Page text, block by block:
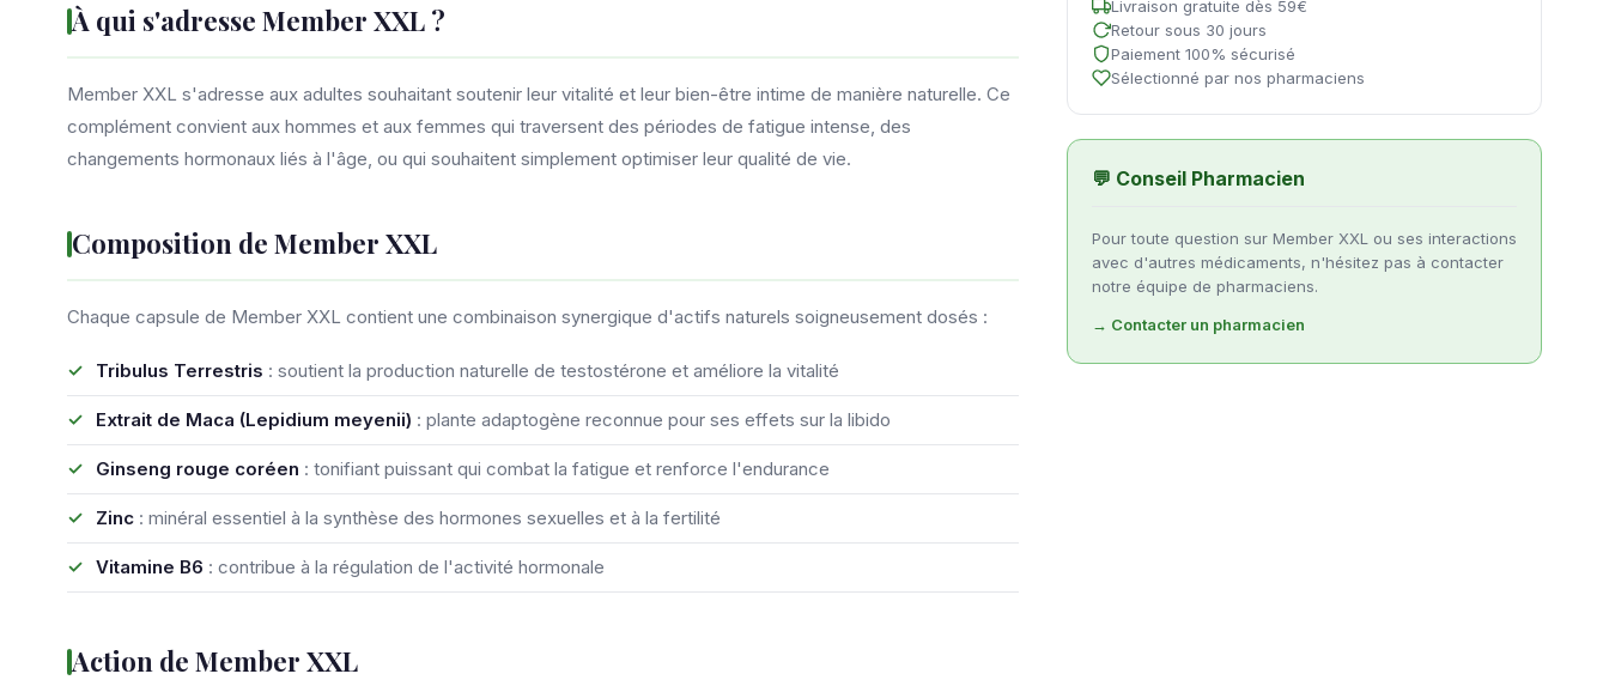
À qui s'adresse Member XXL ?
Member XXL s'adresse aux adultes souhaitant soutenir leur vitalité et leur bien-être intime de manière naturelle. Ce
complément convient aux hommes et aux femmes qui traversent des périodes de fatigue intense, des
changements hormonaux liés à l'âge, ou qui souhaitent simplement optimiser leur qualité de vie.
Composition de Member XXL
Chaque capsule de Member XXL contient une combinaison synergique d'actifs naturels soigneusement dosés :
Tribulus Terrestris : soutient la production naturelle de testostérone et améliore la vitalité
Extrait de Maca (Lepidium meyenii) : plante adaptogène reconnue pour ses effets sur la libido
Ginseng rouge coréen : tonifiant puissant qui combat la fatigue et renforce l'endurance
Zinc : minéral essentiel à la synthèse des hormones sexuelles et à la fertilité
Vitamine B6 : contribue à la régulation de l'activité hormonale
Action de Member XXL
Livraison gratuite dès 59€
Retour sous 30 jours
Paiement 100% sécurisé
Sélectionné par nos pharmaciens
💬 Conseil Pharmacien
Pour toute question sur Member XXL ou ses interactions
avec d'autres médicaments, n'hésitez pas à contacter
notre équipe de pharmaciens.
→ Contacter un pharmacien